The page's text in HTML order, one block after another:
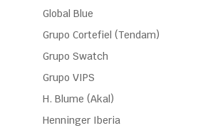
Global Blue
Grupo Cortefiel (Tendam)
Grupo Swatch
Grupo VIPS
H. Blume (Akal)
Henninger Iberia